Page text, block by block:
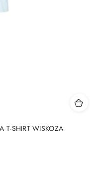
T-SHIRT WISKOZA